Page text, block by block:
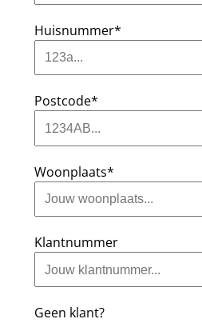
Huisnummer*
Postcode*
Woonplaats*
Klantnummer
Geen klant?